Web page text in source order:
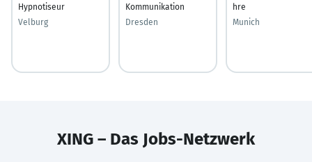
Hypnotiseur
Velburg
Kommunikation
Dresden
hre
Munich
XING – Das Jobs-Netzwerk